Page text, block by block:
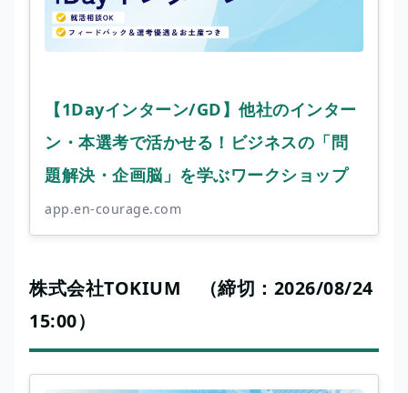
【1Dayインターン/GD】他社のインター
ン・本選考で活かせる！ビジネスの「問
題解決・企画脳」を学ぶワークショップ
app.en-courage.com
株式会社TOKIUM （締切：2026/08/24
15:00）